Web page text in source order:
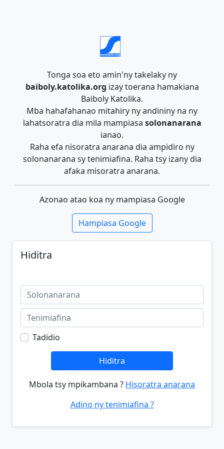
Tonga soa eto amin'ny takelaky ny
baiboly.katolika.org izay toerana hamakiana
Baiboly Katolika.
Mba hahafahanao mitahiry ny andininy na ny
lahatsoratra dia mila mampiasa solonanarana
ianao.
Raha efa nisoratra anarana dia ampidiro ny
solonanarana sy tenimiafina. Raha tsy izany dia
afaka misoratra anarana.
Azonao atao koa ny mampiasa Google
Hampiasa Google
Hiditra
Tadidio
Hiditra
Mbola tsy mpikambana ? Hisoratra anarana
Adino ny tenimiafina ?